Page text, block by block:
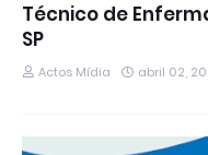
Técnico de
SP
Actos Mídia abril 02,